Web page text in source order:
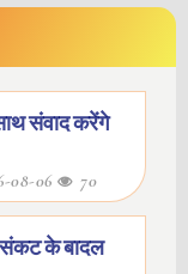
संवाद करेंगे
08-06 70
संकट के बादल